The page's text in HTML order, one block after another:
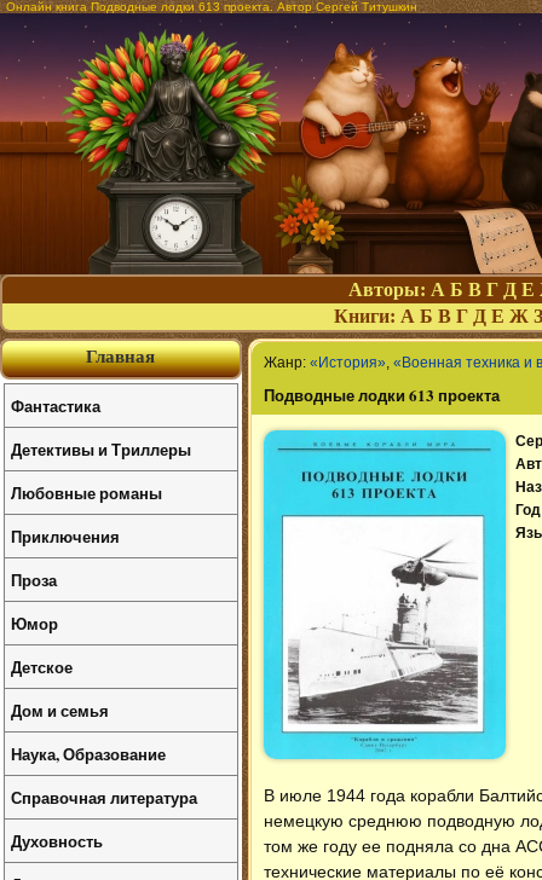
Онлайн книга Подводные лодки 613 проекта. Автор Сергей Титушкин
Авторы: А Б В Г Д Е
Книги: А Б В Г Д Е Ж З
Жанр: «История», «Военная техника и
Подводные лодки 613 проекта
В июле 1944 года корабли
немецкую среднюю подводную
том же году ее подняла со дна
технические материалы по её
Главная
Фантастика
Детективы и Триллеры
Любовные романы
Приключения
Проза
Юмор
Детское
Дом и семья
Наука, Образование
Справочная литература
Духовность